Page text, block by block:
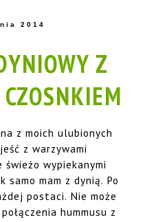
2014
Z
z moich ulubionych
z warzywami
świeżo wypiekanymi
samo mam z dynią. Po
postaci. Nie może
hummusu z